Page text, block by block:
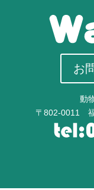
お
動
〒802-0011